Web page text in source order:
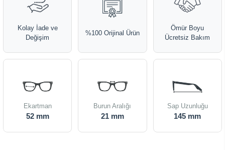
Kolay İade ve
Değişim
%100 Orijinal Ürün
Ömür Boyu
Ücretsiz Bakım
Ekartman
52 mm
Burun Aralığı
21 mm
Sap Uzunluğu
145 mm